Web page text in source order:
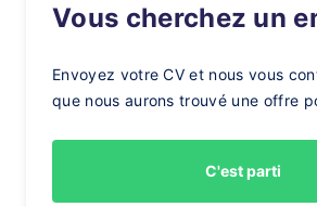
Vous cherchez un
Envoyez votre CV et nous vous
que nous aurons trouvé une offre
C'est parti